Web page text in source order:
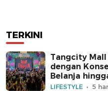
TERKINI
Tangcity Mall
dengan
Belanja
LIFESTYLE 5